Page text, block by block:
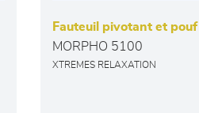
Fauteuil pivotant et pouf
MORPHO 5100
XTREMES RELAXATION